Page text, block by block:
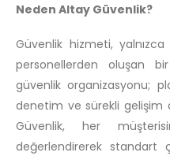
Neden Altay Güvenlik?
Güvenlik hizmeti,
personellerden oluşan
güvenlik organizasyonu;
denetim ve sürekli gelişim
Güvenlik, her
değerlendirerek standart